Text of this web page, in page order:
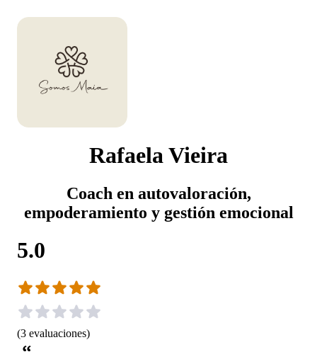
Rafaela Vieira
Coach en autovaloración,
empoderamiento y gestión emocional
5.0
(3 evaluaciones)